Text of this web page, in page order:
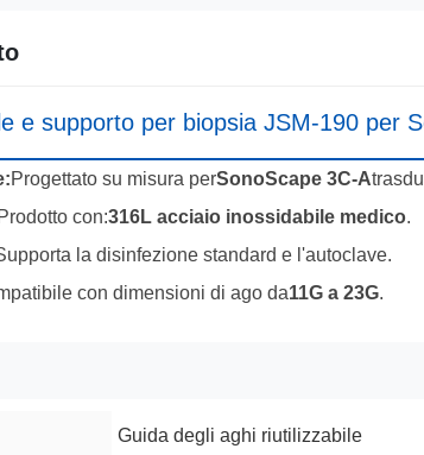
e supporto per biopsia JSM-190 per
Progettato su misura perSonoScape 3C-A
Prodotto con:316L acciaio inossidabile medico.
la disinfezione standard e l'autoclave.
con dimensioni di ago da11G a 23G.
Guida degli aghi riutilizzabile